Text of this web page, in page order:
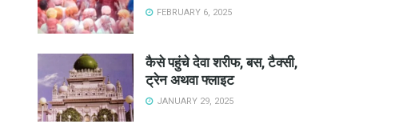
FEBRUARY 6, 2025
कैसे पहुंचे देवा शरीफ, बस, टैक्सी,
ट्रेन अथवा फ्लाइट
JANUARY 29, 2025